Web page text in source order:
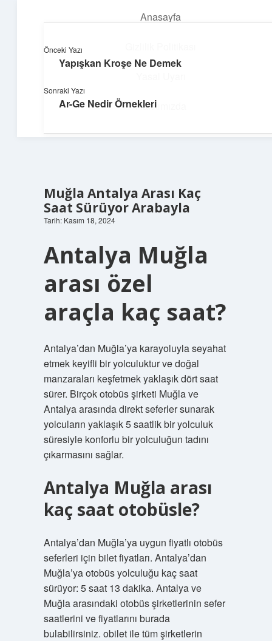
Anasayfa
Hakkımızda
Dijital Dünya Günlüğü
Muğla Antalya Arası Kaç
Saat Sürüyor Arabayla
Tarih: Kasım 18, 2024
Antalya Muğla
arası özel
araçla kaç saat?
Antalya’dan Muğla’ya karayoluyla seyahat
etmek keyifli bir yolculuktur ve doğal
manzaraları keşfetmek yaklaşık dört saat
sürer. Birçok otobüs şirketi Muğla ve
Antalya arasında direkt seferler sunarak
yolcuların yaklaşık 5 saatlik bir yolculuk
süresiyle konforlu bir yolculuğun tadını
çıkarmasını sağlar.
Antalya Muğla arası
kaç saat otobüsle?
Antalya’dan Muğla’ya uygun fiyatlı otobüs
seferleri için bilet fiyatları. Antalya’dan
Muğla’ya otobüs yolculuğu kaç saat
sürüyor: 5 saat 13 dakika. Antalya ve
Muğla arasındaki otobüs şirketlerinin sefer
saatlerini ve fiyatlarını burada
bulabilirsiniz. obilet ile tüm şirketlerin
Önceki Yazı
Yapışkan Kroşe Ne Demek
Sonraki Yazı
Ar-Ge Nedir Örnekleri